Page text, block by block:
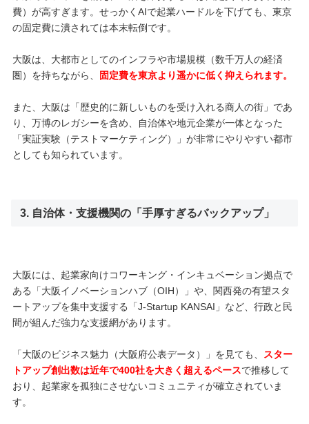
費）が高すぎます。せっかくAIで起業ハードルを下げても、東京
の固定費に潰されては本末転倒です。
大阪は、大都市としてのインフラや市場規模（数千万人の経済
圏）を持ちながら、
固定費を東京より遥かに低く抑えられます。
また、大阪は「歴史的に新しいものを受け入れる商人の街」であ
り、万博のレガシーを含め、自治体や地元企業が一体となった
「実証実験（テストマーケティング）」が非常にやりやすい都市
としても知られています。
3. 自治体・支援機関の「手厚すぎるバックアップ」
大阪には、起業家向けコワーキング・インキュベーション拠点で
ある「大阪イノベーションハブ（OIH）」や、関西発の有望スタ
ートアップを集中支援する「J-Startup KANSAI」など、行政と民
間が組んだ強力な支援網があります。
「大阪のビジネス魅力（大阪府公表データ）」を見ても、
スター
トアップ創出数は近年で400社を大きく超えるペースで推移して
おり、起業家を孤独にさせないコミュニティが確立されていま
す。